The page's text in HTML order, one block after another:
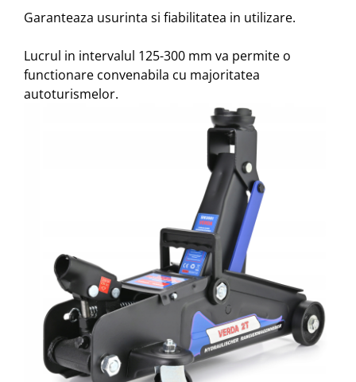
Garanteaza usurinta si fiabilitatea in utilizare.
Lucrul in intervalul 125-300 mm va permite o
functionare convenabila cu majoritatea
autoturismelor.